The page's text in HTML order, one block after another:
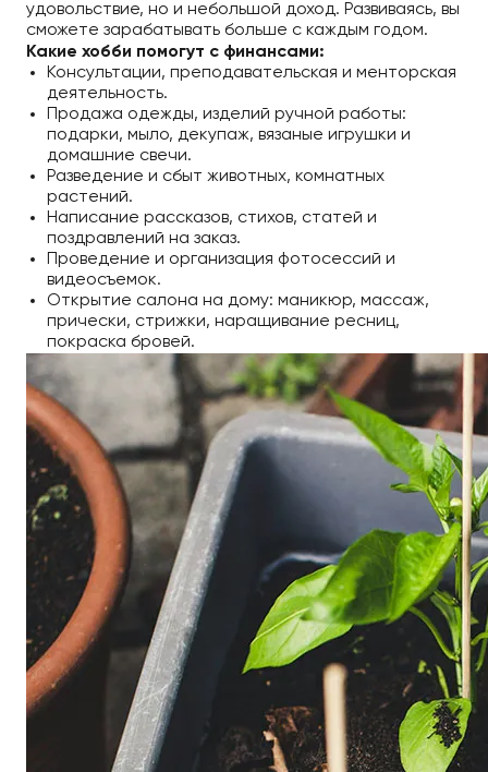
удовольствие, но и небольшой доход. Развиваясь, вы
сможете зарабатывать больше с каждым годом.
Какие хобби помогут с финансами:
Консультации, преподавательская и менторская
деятельность.
Продажа одежды, изделий ручной работы:
подарки, мыло, декупаж, вязаные игрушки и
домашние свечи.
Разведение и сбыт животных, комнатных
растений.
Написание рассказов, стихов, статей и
поздравлений на заказ.
Проведение и организация фотосессий и
видеосъемок.
Открытие салона на дому: маникюр, массаж,
прически, стрижки, наращивание ресниц,
покраска бровей.